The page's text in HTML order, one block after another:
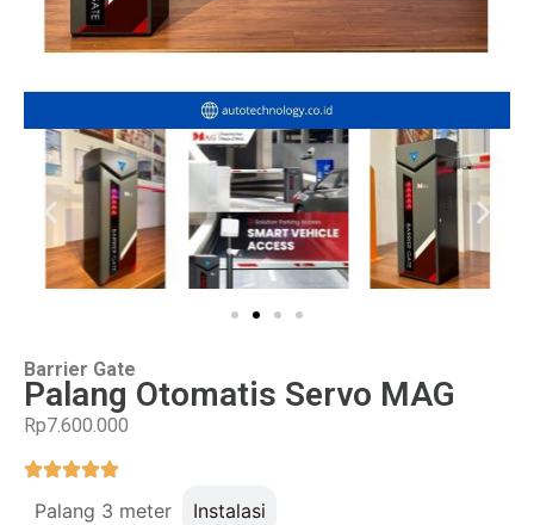
Barrier Gate
Palang 3 meter Instalasi
Palang Otomatis Servo MAG
Rp7.600.000